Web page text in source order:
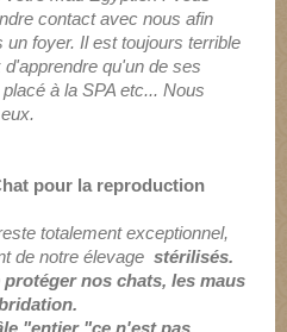
contact avec nous afin
un foyer. Il est toujours terrible
qu'un de ses
à la SPA etc... Nous
pour la reproduction
totalement exceptionnel,
de notre élevage stérilisés.
nos chats, les maus